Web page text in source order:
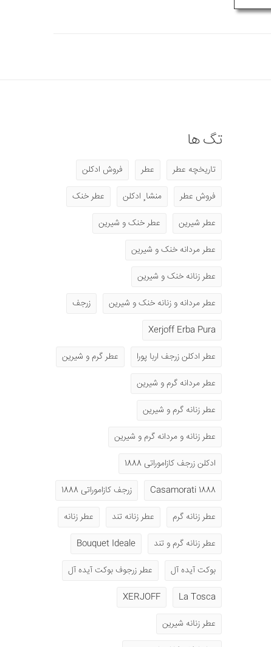
تگ ها
تاریخچه عطر عطر
فروش ادکلن
فروش عطر
منشا ٕ ادکلن
عطر خنک
عطر شیرین
عطر خنک و شیرین
عطر مردانه خنک و شیرین
عطر زنانه خنک و شیرین
عطر مردانه و زنانه خنک و شیرین
زرجف
Xerjoff Erba Pura
عطر ادکلن زرجف اربا پورا
عطر گرم و شیرین
عطر مردانه گرم و شیرین
عطر زنانه گرم و شیرین
عطر زنانه و مردانه گرم و شیرین
ادکلن زرجف کازاموراتی 1888
1888 Casamorati
زرجف کازاموراتی 1888
عطر زنانه گرم
عطر زنانه تند
عطر زنانه
عطر زنانه گرم و تند
Bouquet Ideale
بوکت آیده آل
عطر زرجوف بوکت آیده آل
La Tosca
XERJOFF
عطر زنانه شیرین